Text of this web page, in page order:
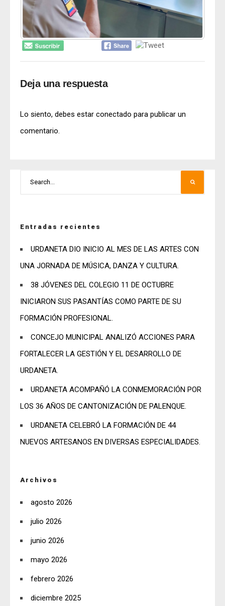
Deja una respuesta
Lo siento, debes estar conectado para publicar un
comentario.
Entradas recientes
URDANETA DIO INICIO AL MES DE LAS ARTES CON
UNA JORNADA DE MÚSICA, DANZA Y CULTURA.
38 JÓVENES DEL COLEGIO 11 DE OCTUBRE
INICIARON SUS PASANTÍAS COMO PARTE DE SU
FORMACIÓN PROFESIONAL.
CONCEJO MUNICIPAL ANALIZÓ ACCIONES PARA
FORTALECER LA GESTIÓN Y EL DESARROLLO DE
URDANETA.
URDANETA ACOMPAÑÓ LA CONMEMORACIÓN POR
LOS 36 AÑOS DE CANTONIZACIÓN DE PALENQUE.
URDANETA CELEBRÓ LA FORMACIÓN DE 44
NUEVOS ARTESANOS EN DIVERSAS ESPECIALIDADES.
Archivos
agosto 2026
julio 2026
junio 2026
mayo 2026
febrero 2026
diciembre 2025